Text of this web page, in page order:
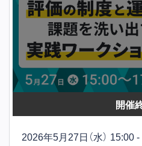
開催
2026年5月27日 （水） 15:00